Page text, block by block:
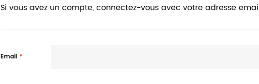
Si vous avez un compte, connectez-vous avec votre adresse
Email